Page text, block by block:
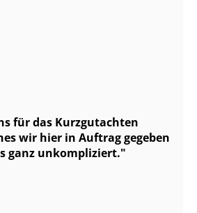
für das Kurzgutachten
wir hier in Auftrag gegeben
ganz unkompliziert.